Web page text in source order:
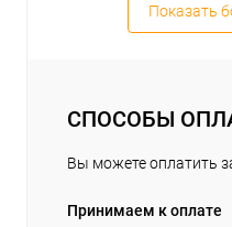
Показать
СПОСОБЫ
Вы можете оплатить
Принимаем к оплате